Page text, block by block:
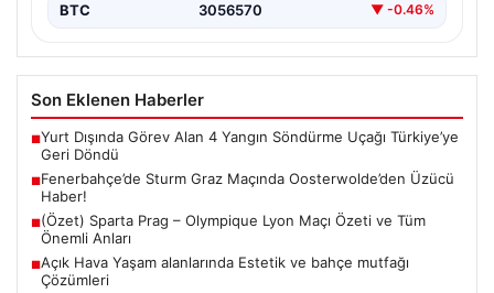
BTC 3056570 ▼ -0.46%
Son Eklenen Haberler
■Yurt Dışında Görev Alan 4 Yangın Söndürme Uçağı Türkiye’ye
Geri Döndü
■Fenerbahçe’de Sturm Graz Maçında Oosterwolde’den Üzücü
Haber!
■(Özet) Sparta Prag – Olympique Lyon Maçı Özeti ve Tüm
Önemli Anları
■Açık Hava Yaşam alanlarında Estetik ve bahçe mutfağı
Çözümleri